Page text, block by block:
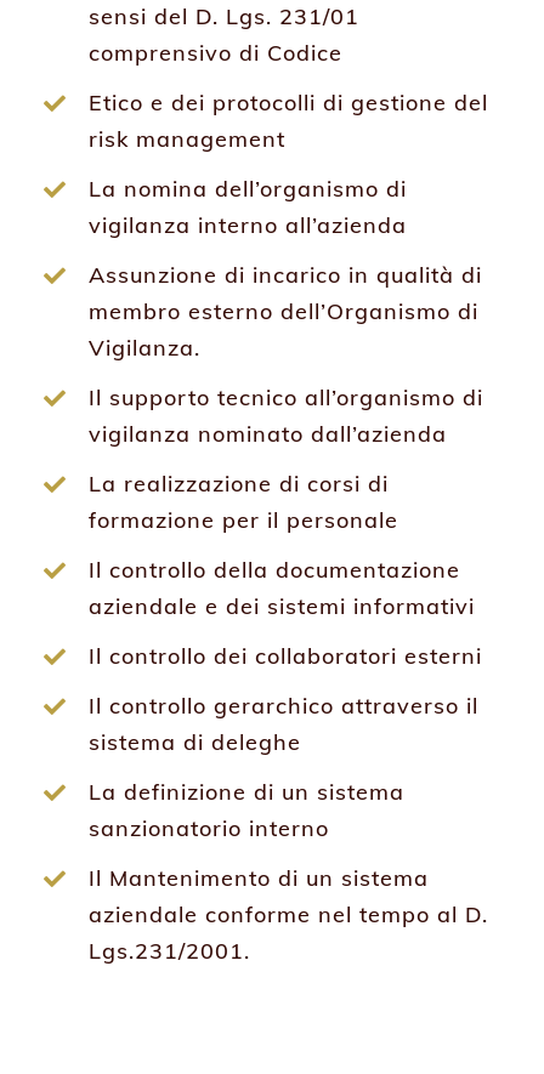
sensi del D. Lgs. 231/01
comprensivo di Codice
Etico e dei protocolli di gestione del
risk management
La nomina dell’organismo di
vigilanza interno all’azienda
Assunzione di incarico in qualità di
membro esterno dell’Organismo di
Vigilanza.
Il supporto tecnico all’organismo di
vigilanza nominato dall’azienda
La realizzazione di corsi di
formazione per il personale
Il controllo della documentazione
aziendale e dei sistemi informativi
Il controllo dei collaboratori esterni
Il controllo gerarchico attraverso il
sistema di deleghe
La definizione di un sistema
sanzionatorio interno
Il Mantenimento di un sistema
aziendale conforme nel tempo al D.
Lgs.231/2001.